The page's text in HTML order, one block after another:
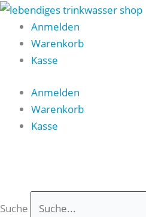
Zum
Inhalt
springen
Anmelden
Warenkorb
Kasse
Anmelden
Warenkorb
Kasse
Suche